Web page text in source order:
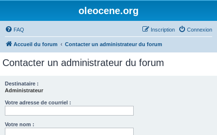
oleocene.org
FAQ Connexion
Inscription
Accueil du forum Contacter un administrateur du forum
Contacter un administrateur du forum
Destinataire :
Administrateur
Votre adresse de courriel :
Votre nom :